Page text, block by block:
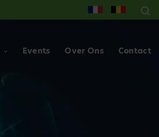
Events Over Ons Contact